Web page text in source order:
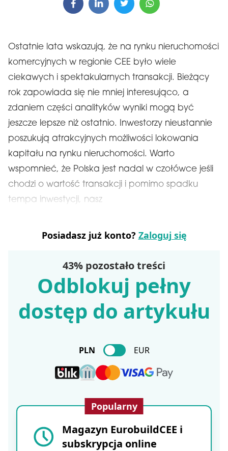
Ostatnie lata wskazują, że na rynku nieruchomości
komercyjnych w regionie CEE było wiele
ciekawych i spektakularnych transakcji. Bieżący
rok zapowiada się nie mniej interesująco, a
zdaniem części analityków wyniki mogą być
jeszcze lepsze niż ostatnio. Inwestorzy nieustannie
poszukują atrakcyjnych możliwości lokowania
kapitału na rynku nieruchomości. Warto
wspomnieć, że Polska jest nadal w czołówce jeśli
chodzi o wartość transakcji i pomimo spadku
tempa inwestycji, nasz
Posiadasz już konto? Zaloguj się
43% pozostało treści
Odblokuj pełny
dostęp do artykułu
PLN EUR
Popularny
Magazyn EurobuildCEE i
subskrypcja online